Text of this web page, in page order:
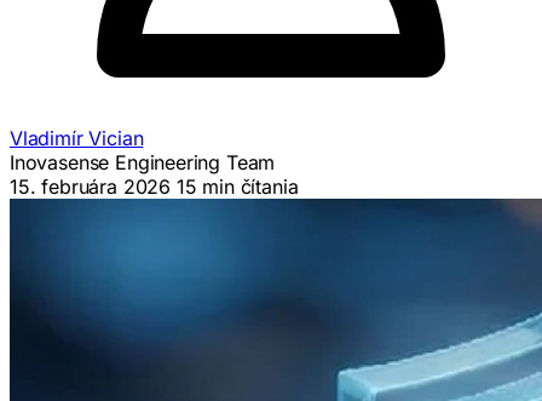
Vladimír Vician
Inovasense Engineering Team
15. februára 2026 15 min čítania